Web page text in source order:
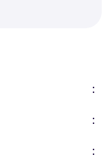
:
:
: